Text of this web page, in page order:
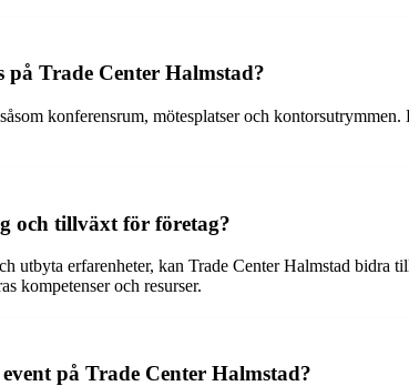
Trade Center Halmstad?
konferensrum, mötesplatser och
och tillväxt för företag?
utbyta erfarenheter, kan Trade Center Halmstad
kompetenser och resurser.
på Trade Center Halmstad?